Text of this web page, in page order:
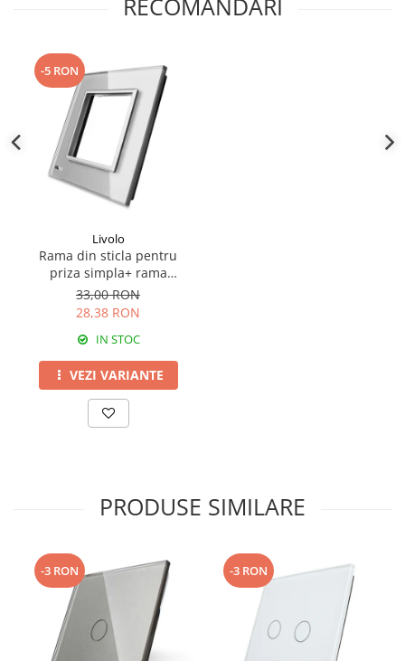
RECOMANDARI
-5 RON
Livolo
Rama din sticla pentru
priza simpla+ rama
metalica serie noua Livolo
33,00 RON
28,38 RON
IN STOC
VEZI VARIANTE
PRODUSE SIMILARE
-3 RON -3 RON